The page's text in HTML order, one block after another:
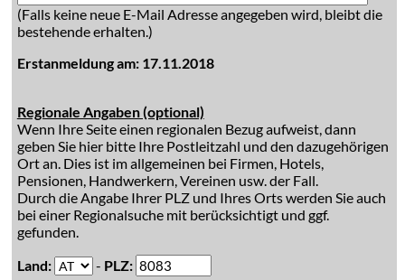
(Falls keine neue E-Mail Adresse angegeben wird, bleibt die
bestehende erhalten.)
Erstanmeldung am: 17.11.2018
Regionale Angaben (optional)
Wenn Ihre Seite einen regionalen Bezug aufweist, dann
geben Sie hier bitte Ihre Postleitzahl und den dazugehörigen
Ort an. Dies ist im allgemeinen bei Firmen, Hotels,
Pensionen, Handwerkern, Vereinen usw. der Fall.
Durch die Angabe Ihrer PLZ und Ihres Orts werden Sie auch
bei einer Regionalsuche mit berücksichtigt und ggf.
gefunden.
Land:
- PLZ: